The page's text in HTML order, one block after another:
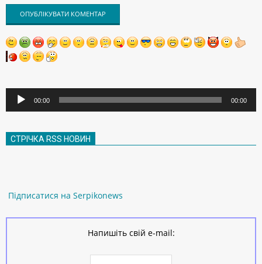
Аудіопрогравач
00:00 00:00
СТРІЧКА RSS НОВИН
Підписатися на Serpikonews
Напишіть свій e-mail: